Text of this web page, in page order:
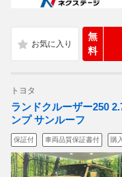
無
料
トヨタ
ランドクルーザー250
ンプ サンルーフ
保証付 車両品質保証書付 購